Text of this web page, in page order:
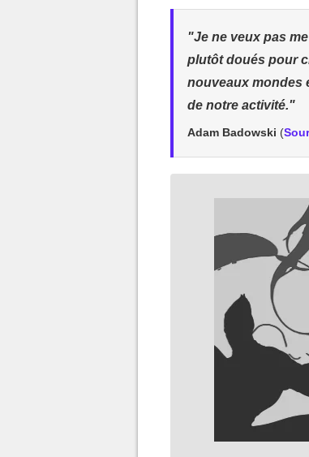
"Je ne veux pas
plutôt doués pour
nouveaux mondes
de notre activité."
Adam Badowski (